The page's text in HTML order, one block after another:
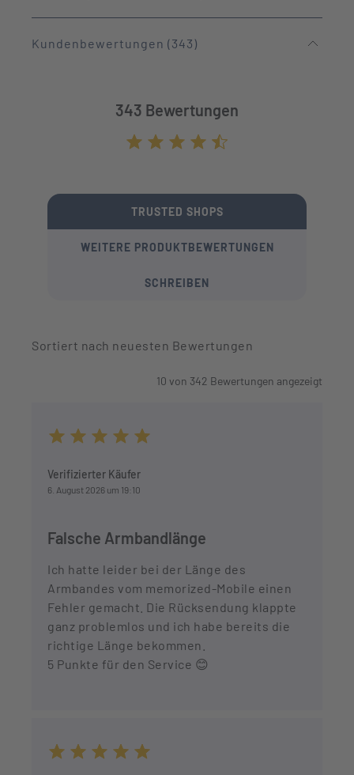
Kundenbewertungen (343)
343 Bewertungen
TRUSTED SHOPS
WEITERE PRODUKTBEWERTUNGEN
SCHREIBEN
Sortiert nach neuesten Bewertungen
10 von 342 Bewertungen angezeigt
Verifizierter Käufer
6. August 2026 um 19:10
Falsche Armbandlänge
Ich hatte leider bei der Länge des
Armbandes vom memorized-Mobile einen
Fehler gemacht. Die Rücksendung klappte
ganz problemlos und ich habe bereits die
richtige Länge bekommen.
5 Punkte für den Service 😊